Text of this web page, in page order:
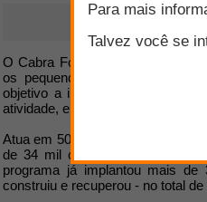
O Cabra Forte é um programa
os pequenos produtores de
objetivo a inserção social dos
atividade, e, conseqüentemente,
Atua em 50 municípios do semi-
de 34 mil caprinovicultores.
programa já implantou mais
construiu e recuperou - no total